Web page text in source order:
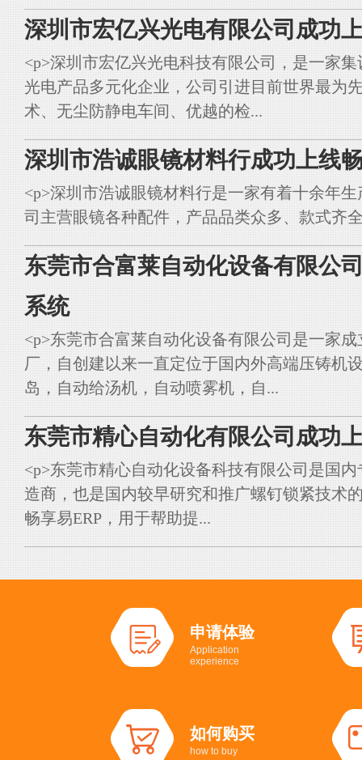
深圳市宏亿兴光电有限公司成功
<p>深圳市宏亿兴光电科技有限公司，是一家
光电产品多元化企业，公司引进目前世界最为
术、无尘防静电车间、优越的检...
深圳市浩诚眼镜材料行成功上线
<p>深圳市浩诚眼镜材料行是一家有着十余年
司主营眼镜各种配件，产品品类众多、款式齐
东莞市合富莱自动化设备有限公
系统
<p>东莞市合富莱自动化设备有限公司是一家
厂，自创建以来一直定位于国内外高端压铸机
岛，自动给汤机，自动喷雾机，自...
东莞市精心自动化有限公司成功
<p>东莞市精心自动化设备科技有限公司是国
造商，也是国内较早研究和推广螺钉锁紧技术
畅享易ERP，用于帮助提...
申请体验
Application
experience
如何购买
how to buy